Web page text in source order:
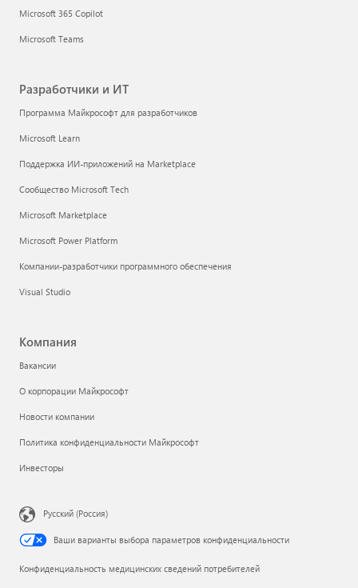
Microsoft 365 Copilot
Microsoft Teams
Разработчики и ИТ
Программа Майкрософт для разработчиков
Microsoft Learn
Поддержка ИИ-приложений на Marketplace
Сообщество Microsoft Tech
Microsoft Marketplace
Microsoft Power Platform
Компании-разработчики программного обеспечения
Visual Studio
Компания
Вакансии
О корпорации Майкрософт
Новости компании
Политика конфиденциальности Майкрософт
Инвесторы
Русский (Россия)
Ваши варианты выбора параметров конфиденциальности
Конфиденциальность медицинских сведений потребителей